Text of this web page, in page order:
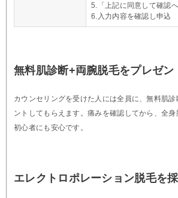
5.「上記に同意して確認
6.入力内容を確認し申込
無料肌診断+両腕脱毛をプレゼン
カウンセリングを受けた人には全員に、無料肌
ントしてもらえます。痛みを確認してから、全
初心者にも安心です。
エレクトロポレーション脱毛を